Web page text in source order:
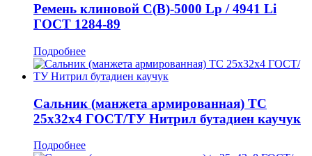
Ремень клиновой С(В)-5000 Lp / 4941 Li
ГОСТ 1284-89
Подробнее
Сальник (манжета армированная) ТС
25x32x4 ГОСТ/ТУ Нитрил бутадиен каучук
Подробнее